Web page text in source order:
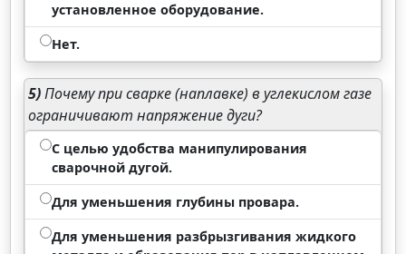
установленное оборудование.
Нет.
5)Почему при сварке (наплавке) в углекислом газе
ограничивают напряжение дуги?
С целью удобства манипулирования
сварочной дугой.
Для уменьшения глубины провара.
Для уменьшения разбрызгивания жидкого